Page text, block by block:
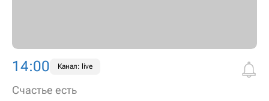
14:00 Канал: live
Счастье есть